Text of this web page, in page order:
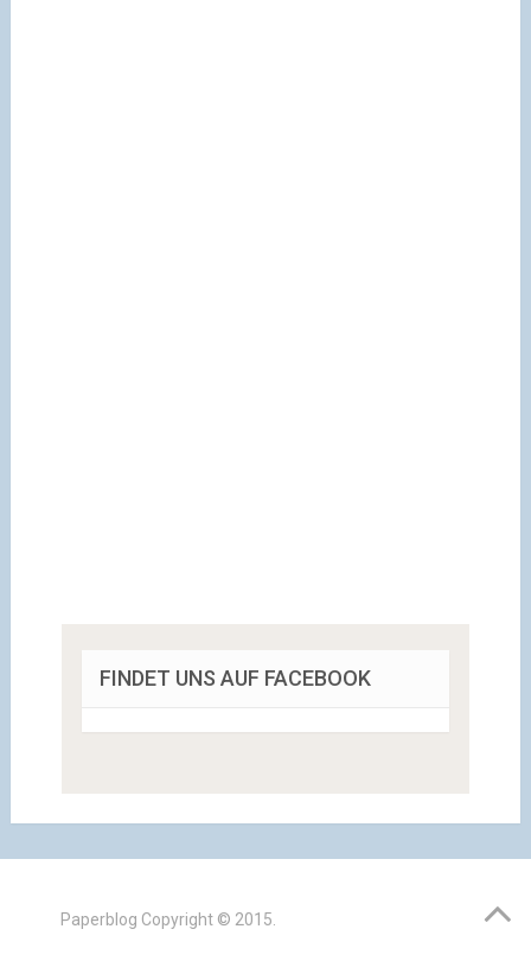
FINDET UNS AUF FACEBOOK
Paperblog Copyright © 2015.